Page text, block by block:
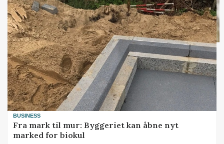
BUSINESS
Fra mark til mur: Byggeriet kan åbne nyt
marked for biokul